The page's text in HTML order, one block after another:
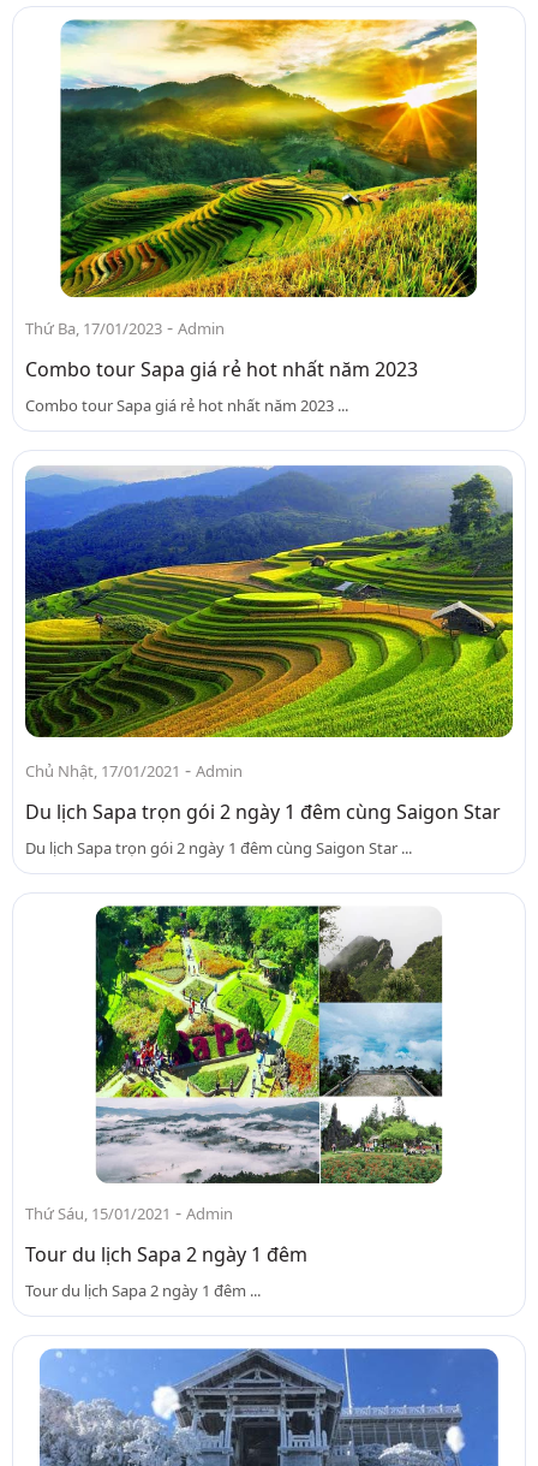
Thứ Ba, 17/01/2023 - Admin
Combo tour Sapa giá rẻ hot nhất năm 2023
Combo tour Sapa giá rẻ hot nhất năm 2023 ...
Chủ Nhật, 17/01/2021 - Admin
Du lịch Sapa trọn gói 2 ngày 1 đêm cùng Saigon Star
Du lịch Sapa trọn gói 2 ngày 1 đêm cùng Saigon Star ...
Thứ Sáu, 15/01/2021 - Admin
Tour du lịch Sapa 2 ngày 1 đêm
Tour du lịch Sapa 2 ngày 1 đêm ...